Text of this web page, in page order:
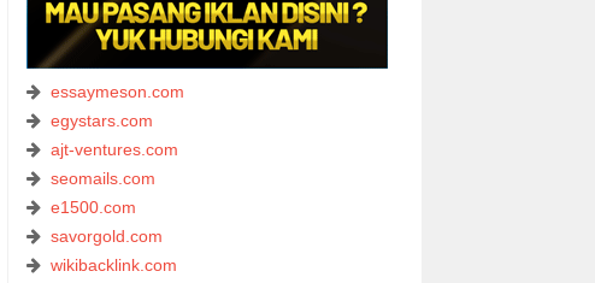
essaymeson.com
egystars.com
ajt-ventures.com
seomails.com
e1500.com
savorgold.com
wikibacklink.com